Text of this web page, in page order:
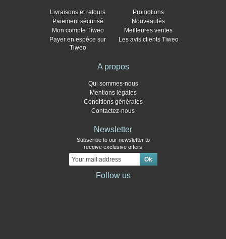
Livraisons et retours
Paiement sécurisé
Mon compte Tiweo
Payer en espèce sur
Tiweo
Promotions
Nouveautés
Meilleures ventes
Les avis clients Tiweo
A propos
Qui sommes-nous
Mentions légales
Conditions générales
Contactez-nous
Newsletter
Subscribe to our newsletter to
receive exclusive offers
Follow us